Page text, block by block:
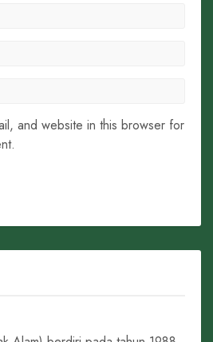
and website in this browser for